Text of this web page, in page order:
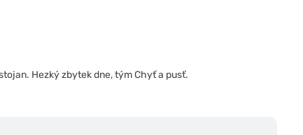
Hezký zbytek dne, tým Chyť a pusť.